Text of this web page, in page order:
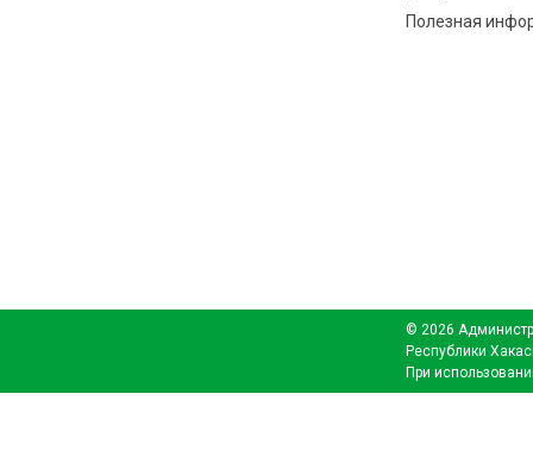
Полезная
© 2026
Республики
При